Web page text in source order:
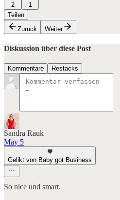
2
1
Teilen
Zurück
Weiter
Diskussion über diese Post
Kommentare Restacks
Sandra Rauk
May 5
Gelikt von Baby got Business
So nice und smart.